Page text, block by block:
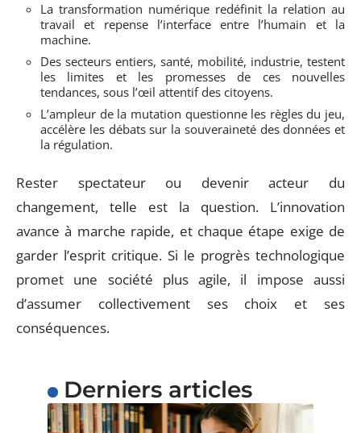
La transformation numérique redéfinit la relation au
travail et repense l’interface entre l’humain et la
machine.
Des secteurs entiers, santé, mobilité, industrie, testent
les limites et les promesses de ces nouvelles
tendances, sous l’œil attentif des citoyens.
L’ampleur de la mutation questionne les règles du jeu,
accélère les débats sur la souveraineté des données et
la régulation.
Rester spectateur ou devenir acteur du
changement, telle est la question. L’innovation
avance à marche rapide, et chaque étape exige de
garder l’esprit critique. Si le progrès technologique
promet une société plus agile, il impose aussi
d’assumer collectivement ses choix et ses
conséquences.
Derniers articles